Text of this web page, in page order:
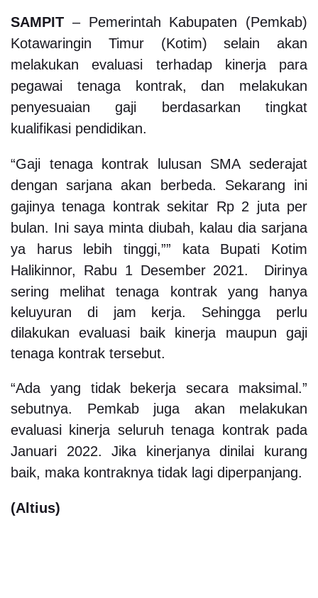
SAMPIT – Pemerintah Kabupaten (Pemkab)
Kotawaringin Timur (Kotim) selain akan
melakukan evaluasi terhadap kinerja para
pegawai tenaga kontrak, dan melakukan
penyesuaian gaji berdasarkan tingkat
kualifikasi pendidikan.
“Gaji tenaga kontrak lulusan SMA sederajat
dengan sarjana akan berbeda. Sekarang ini
gajinya tenaga kontrak sekitar Rp 2 juta per
bulan. Ini saya minta diubah, kalau dia sarjana
ya harus lebih tinggi,”” kata Bupati Kotim
Halikinnor, Rabu 1 Desember 2021. Dirinya
sering melihat tenaga kontrak yang hanya
keluyuran di jam kerja. Sehingga perlu
dilakukan evaluasi baik kinerja maupun gaji
tenaga kontrak tersebut.
“Ada yang tidak bekerja secara maksimal.”
sebutnya. Pemkab juga akan melakukan
evaluasi kinerja seluruh tenaga kontrak pada
Januari 2022. Jika kinerjanya dinilai kurang
baik, maka kontraknya tidak lagi diperpanjang.
(Altius)